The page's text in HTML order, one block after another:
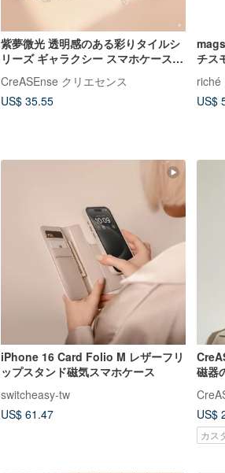
紫夢微光 透明感のある彩りタイルシ
リーズ ギャラクシー スマホケース
CreASEnse クリエセンス
US$ 35.55
チス
付き
riché
US$
iPhone 16 Card Folio M レザーフリ
ップスタンド磁気スマホケース
switcheasy-tw
US$ 61.47
磁器
イル
US$
カス